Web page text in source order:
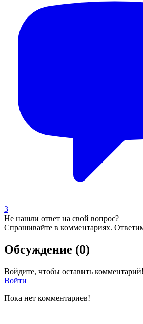
3
Не нашли ответ на свой вопрос?
Спрашивайте в комментариях.
Обсуждение (0)
Войдите, чтобы оставить комментарий!
Войти
Пока нет комментариев!